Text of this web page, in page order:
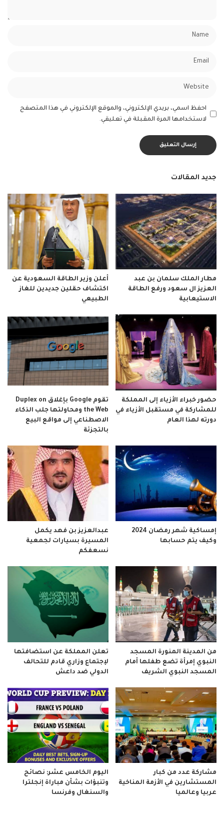
احفظ اسمي، بريدي الإلكتروني، والموقع الإلكتروني في هذا المتصفح
لاستخدامها المرة المقبلة في تعليقي.
جديد المقالات
مطار الملك سلمان بن عبد
العزيز ال سعود ورفع الطاقة
الاستيعابية
أعلن وزير الطاقة السعودية عن
اكتشاف حقلين جديدين للغاز
الطبيعي
حضور خبراء الأزياء إلى المملكة
للمشاركة في مستقبل الأزياء في
دورته لهذا العام
تقوم Google بإغلاق Duplex on
the Web ومحاولتها جلب الذكاء
الاصطناعي إلى مواقع البيع
بالتجزئة
إمساكية شهر رمضان 2024
وكيف يتم حسابها
عبدالعزيز بن فهد يكمل
المسيرة بسيارات لجمعية
نسعفكم
من المدينة المنورة المسجد
النبوي إمرأة تضع طفلها أمام
المسجد النبوي الشريف
تعلن المملكة عن استضافتها
لإجتماع وزاري قادم للتحالف
الدولي ضد داعش
مشاركة عدد من كبار
المستشارين في الأزمة المناخية
عربيا وعالميا
اليوم الخامس عشر: نصائح
وتنبؤات بشأن مباراة إنجلترا
والسنغال وفرنسا